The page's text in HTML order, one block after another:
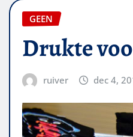
GEEN
Drukte
ruiver dec 4,